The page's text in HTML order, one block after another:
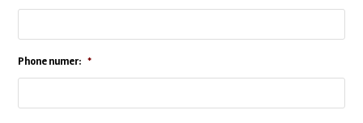
Phone numer: *